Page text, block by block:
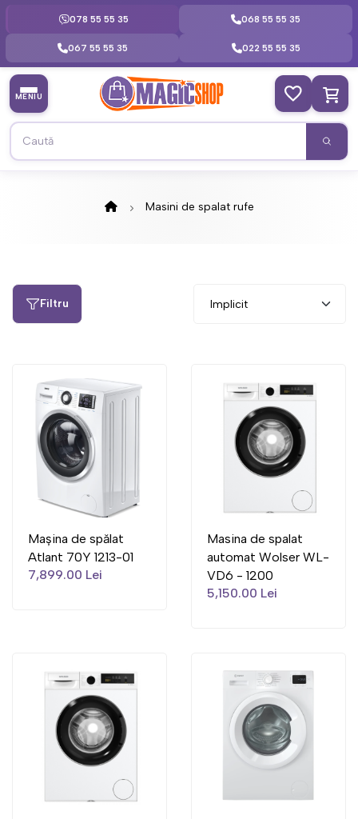
078 55 55 35 068 55 55 35
067 55 55 35 022 55 55 35
MENIU
Masini de spalat rufe
Filtru
Mașina de spălat
Atlant 70Y 1213-01
7,899.00 Lei
Masina de spalat
automat Wolser WL-
VD6 - 1200
5,150.00 Lei